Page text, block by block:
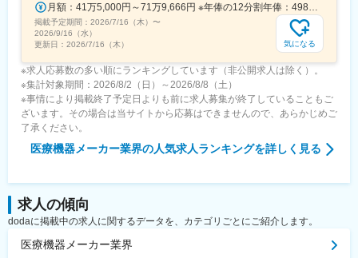
掲載予定期間： 2026/7/16（木） 〜
2026/9/16（水）
更新日： 2026/7/16（木） 気になる
※求人応募数の多い順にランキングしています（非公開求人は除く）。
※集計対象期間：2026/8/2（日）～2026/8/8（土）
※事情により掲載終了予定日よりも前に求人募集が終了していることもご
ざいます。その場合は当サイトから応募はできませんので、あらかじめご
了承ください。
医療機器メーカー業界の人気求人ランキングを詳しく見る
求人の傾向
dodaに掲載中の求人に関するデータを、カテゴリごとにご紹介します。
医療機器メーカー業界